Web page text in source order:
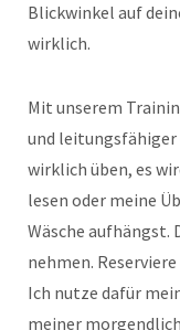
Blickwinkel auf
wirklich.
Mit unserem
und leitungsfähiger
wirklich üben, es
lesen oder meine
Wäsche aufhängst.
nehmen.
Ich nutze dafür
meiner